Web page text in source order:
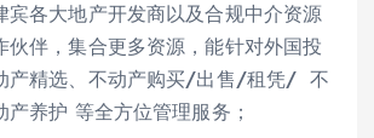
宾各大地产开发商以及合规中介资源
伙伴，集合更多资源，能针对外国投
产精选、不动产购买/出售/租凭/ 不
产养护 等全方位管理服务；